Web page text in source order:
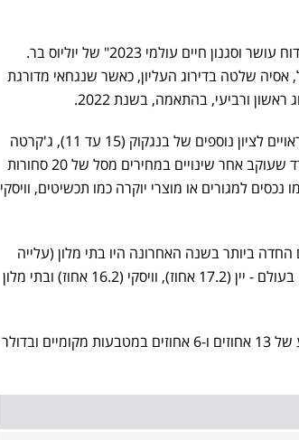
סינגפור היא העיר היקרה ביותר בעולם, כך מתברר על פי "דוח עושר וסגנון חיים עולמי 2023" של יוליוס בר.
מהמקום החמישי ב-2022. בסך הכל, אסיה שלטה בדירוג העליון, כאשר שנגחאי מדורגת
ורביעי, בהתאמה, בשנת 2022.
זה משתרע מעבר לערים המובילות באזור עם שינויי דירוג ראויים לציון נוספים של בנגקוק (15 עד 11), ג'קרטה
(19 עד 12) ומומבאי (24 עד 18). הדירוגים התבססו על מדד שעוקב אחר שינויים במחירים מסל של 20 סחורות
כמו נכסים למגורים או מוצרי יוקרה כמו תכשיטים, וויסקי
ביותר בשנה האחרונה היו בתי מלון (עלייה
של 39.1 אחוז), טיסות (32.9 אחוז) ומכוניות (25.2 אחוזים). בעולם - יין (17.2 אחוז), וויסקי (16.2 אחוז) ובתי מלון
המחירים הכוללים של כל הסחורות והשירותים עלו בממוצע של 13 אחוזים ו-6 אחוזים במטבעות מקומיים ובדולר